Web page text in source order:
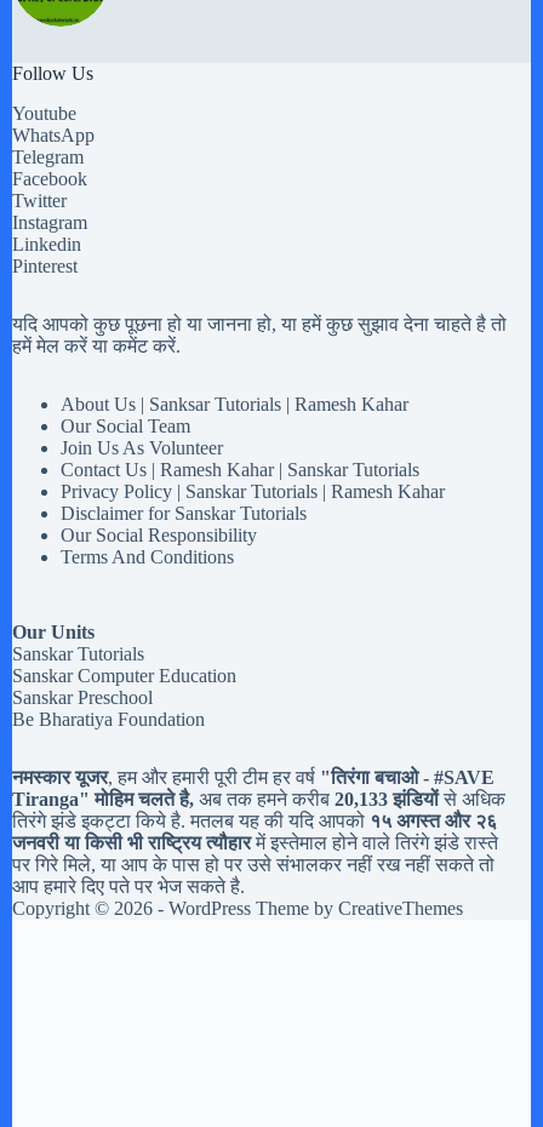
Follow Us
Youtube
WhatsApp
Telegram
Facebook
Twitter
Instagram
Linkedin
Pinterest
यदि आपको कुछ पूछना हो या जानना हो, या हमें कुछ सुझाव देना चाहते है तो
हमें मेल करें या कमेंट करें.
About Us | Sanksar Tutorials | Ramesh Kahar
Our Social Team
Join Us As Volunteer
Contact Us | Ramesh Kahar | Sanskar Tutorials
Privacy Policy | Sanskar Tutorials | Ramesh Kahar
Disclaimer for Sanskar Tutorials
Our Social Responsibility
Terms And Conditions
Our Units
Sanskar Tutorials
Sanskar Computer Education
Sanskar Preschool
Be Bharatiya Foundation
नमस्कार यूजर, हम और हमारी पूरी टीम हर वर्ष "तिरंगा बचाओ - #SAVE
Tiranga" मोहिम चलते है, अब तक हमने करीब 20,133 झंडियोंसे अधिक
तिरंगे झंडे इकट्टा किये है. मतलब यह की यदि आपको १५ अगस्त और २६
जनवरी या किसी भी राष्ट्रिय त्यौहारमें इस्तेमाल होने वाले तिरंगे झंडे रास्ते
पर गिरे मिले, या आप के पास हो पर उसे संभालकर नहीं रख नहीं सकते तो
आप हमारे दिए पते पर भेज सकते है.
Copyright © 2026 - WordPress Theme by CreativeThemes